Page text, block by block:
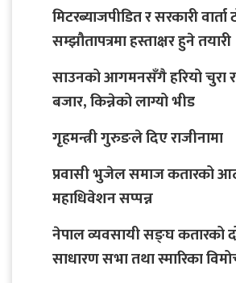
मिटरब्याजपीडित र सरकारी
सम्झौतापत्रमा हस्ताक्षर हुने तयारी
साउनको आगमनसँगै हरियो चुरा
बजार, किन्नेको लाग्यो भीड
गृहमन्त्री गुरुङले दिए राजीनामा
प्रवासी भुजेल समाज कतारको
महाधिवेशन सप्पन्न
नेपाल व्यवसायी सङ्घ कतारको
साधारण सभा तथा स्मारिका